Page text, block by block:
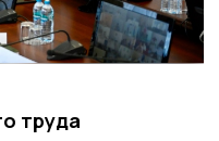
труда